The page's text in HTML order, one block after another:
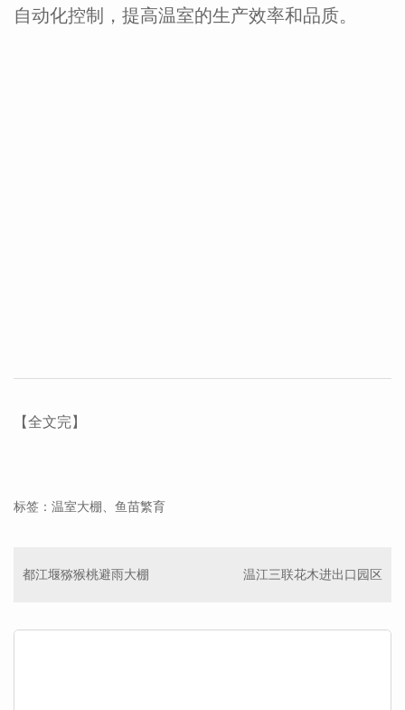
自动化控制，提高温室的生产效率和品质。
【全文完】
标签：温室大棚、鱼苗繁育
都江堰猕猴桃避雨大棚 温江三联花木进出口园区